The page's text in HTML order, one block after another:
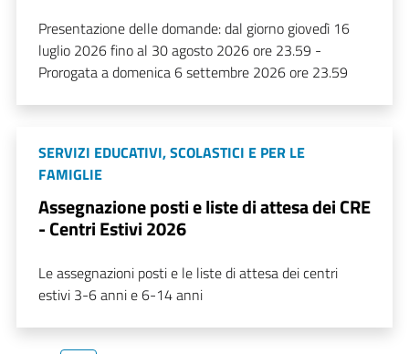
Presentazione delle domande: dal giorno giovedì 16
luglio 2026 fino al 30 agosto 2026 ore 23.59 -
Prorogata a domenica 6 settembre 2026 ore 23.59
SERVIZI EDUCATIVI, SCOLASTICI E PER LE
FAMIGLIE
Assegnazione posti e liste di attesa dei CRE
- Centri Estivi 2026
Le assegnazioni posti e le liste di attesa dei centri
estivi 3-6 anni e 6-14 anni